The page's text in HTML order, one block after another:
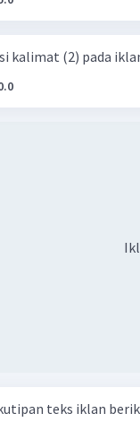
kalimat (2) pada
iklan berikut! Klinik Herbal Green (1)